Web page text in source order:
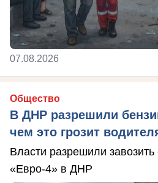
07.08.2026
Общество
В ДНР разрешили
чем это грозит
Власти разрешили
«Евро-4» в ДНР